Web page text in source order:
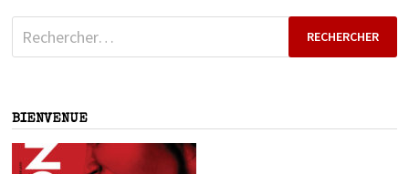
Rechercher :
BIENVENUE